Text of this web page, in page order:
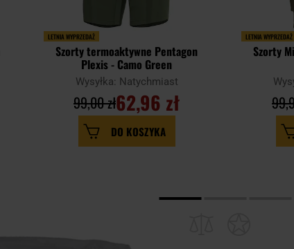
LETNIA WYPRZEDAŻ
Szorty termoaktywne Pentagon
Plexis - Camo Green
Wysyłka: Natychmiast
62,96 zł
99,00 zł
DO KOSZYKA
LETNIA WYPRZEDAŻ
Szorty